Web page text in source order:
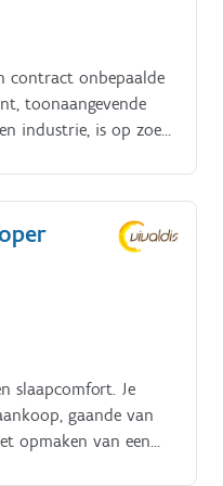
contract onbepaalde
toonaangevende
industrie, is op zoek
slaapcomfort. Je
gaande van
opmaken van een